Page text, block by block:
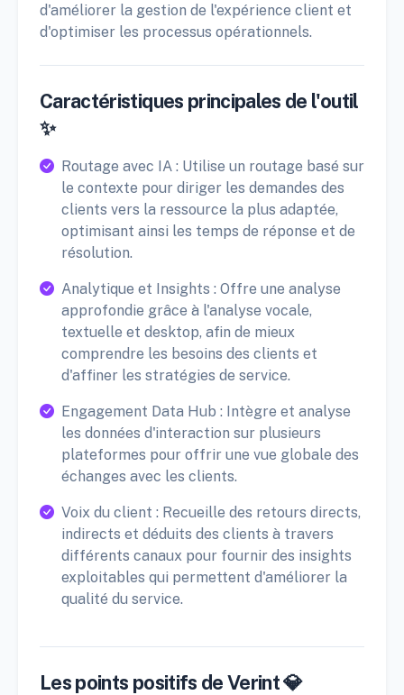
d'améliorer la gestion de l'expérience client et
d'optimiser les processus opérationnels.
Caractéristiques principales de l'outil
✨
Routage avec IA : Utilise un routage basé sur
le contexte pour diriger les demandes des
clients vers la ressource la plus adaptée,
optimisant ainsi les temps de réponse et de
résolution.
Analytique et Insights : Offre une analyse
approfondie grâce à l'analyse vocale,
textuelle et desktop, afin de mieux
comprendre les besoins des clients et
d'affiner les stratégies de service.
Engagement Data Hub : Intègre et analyse
les données d'interaction sur plusieurs
plateformes pour offrir une vue globale des
échanges avec les clients.
Voix du client : Recueille des retours directs,
indirects et déduits des clients à travers
différents canaux pour fournir des insights
exploitables qui permettent d'améliorer la
qualité du service.
Les points positifs de Verint 💎